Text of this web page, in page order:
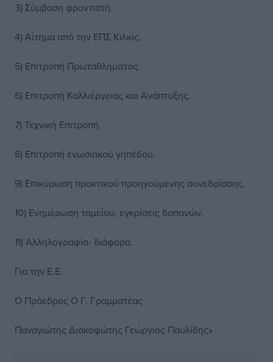
3) Σύμβαση φροντιστή.
4) Αίτημα από την ΕΠΣ Κιλκίς.
5) Επιτροπή Πρωταθλήματος.
6) Επιτροπή Καλλιέργειας και Ανάπτυξης.
7) Τεχνική Επιτροπή.
8) Επιτροπή ενωσιακού γηπέδου.
9) Επικύρωση πρακτικού προηγούμενης συνεδρίασης.
10) Ενημέρωση ταμείου, εγκρίσεις δαπανών.
11) Αλληλογραφία- διάφορα.
Για την Ε.Ε.
Ο Πρόεδρος Ο Γ. Γραμματέας
Παναγιώτης Διακοφώτης Γεώργιος Παυλίδης»